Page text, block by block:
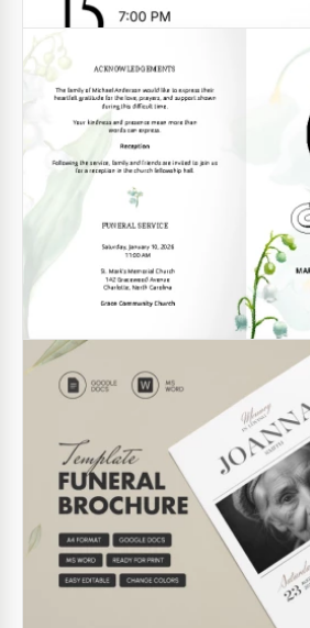
Programa de Funeral para
Memorial de Amostra